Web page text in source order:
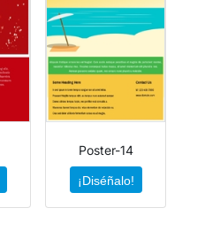
Poster-14
¡Diséñalo!